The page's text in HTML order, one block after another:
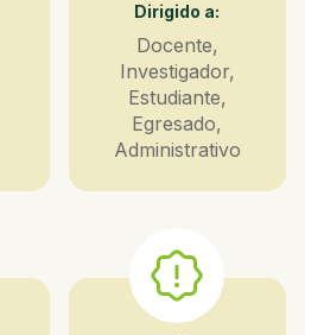
Dirigido a:
Docente,
Investigador,
Estudiante,
Egresado,
Administrativo